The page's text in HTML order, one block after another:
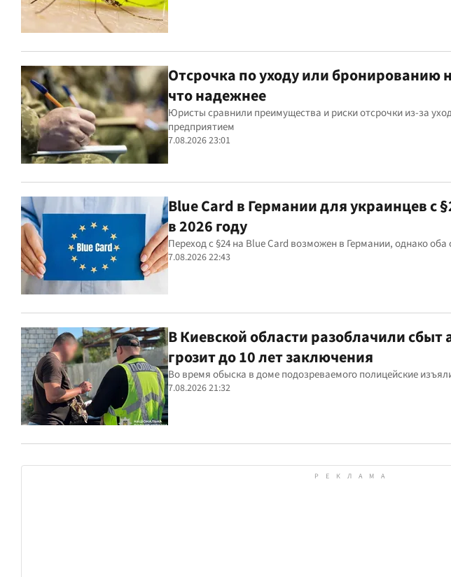
Отсрочка по уходу или бронированию
что надежнее
Юристы сравнили преимущества и риски отсрочки из-за
предприятием
7.08.2026 23:01
Blue Card в Германии для украинцев с
в 2026 году
Переход с §24 на Blue Card возможен в Германии, однако
7.08.2026 22:43
В Киевской области разоблачили
грозит до 10 лет заключения
Во время обыска в доме подозреваемого полицейские
7.08.2026 21:32